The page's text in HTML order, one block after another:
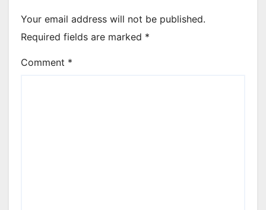
Your email address will not be published.
Required fields are marked *
Comment *